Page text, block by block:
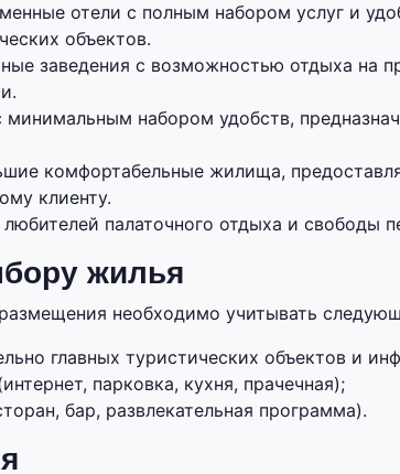
отели с полным набором услуг и
объектов.
заведения с возможностью отдыха на
набором удобств,
комфортабельные жилища,
клиенту.
палаточного отдыха и свободы
жилья
необходимо учитывать
главных туристических объектов и
парковка, кухня, прачечная);
бар, развлекательная программа).